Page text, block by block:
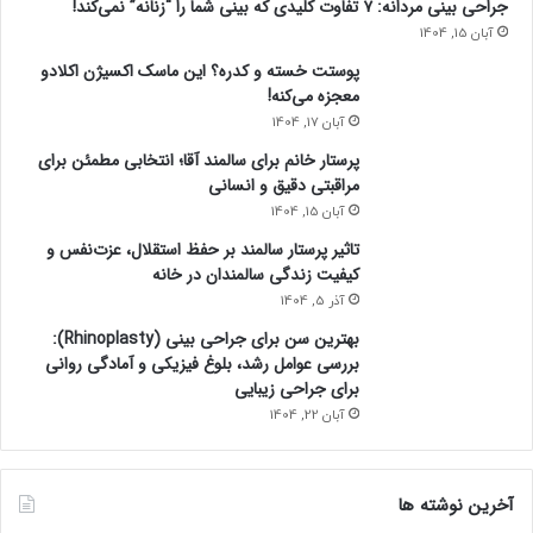
جراحی بینی مردانه: ۷ تفاوت کلیدی که بینی شما را “زنانه” نمی‌کند!
آبان 15, 1404
پوستت خسته و کدره؟ این ماسک اکسیژن اکلادو
معجزه می‌کنه!
آبان 17, 1404
پرستار خانم برای سالمند آقا؛ انتخابی مطمئن برای
مراقبتی دقیق و انسانی
آبان 15, 1404
تاثیر پرستار سالمند بر حفظ استقلال، عزت‌نفس و
کیفیت زندگی سالمندان در خانه
آذر 5, 1404
بهترین سن برای جراحی بینی (Rhinoplasty):
بررسی عوامل رشد، بلوغ فیزیکی و آمادگی روانی
برای جراحی زیبایی
آبان 22, 1404
آخرین نوشته ها